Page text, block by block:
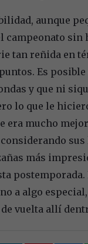
aunque
campeonato sin
tan reñida en
Es
y que ni
lo que le
era mucho
más
postemporada.
a algo
vuelta allí